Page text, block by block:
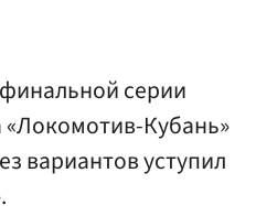
серии
Кубань»
вариантов уступил